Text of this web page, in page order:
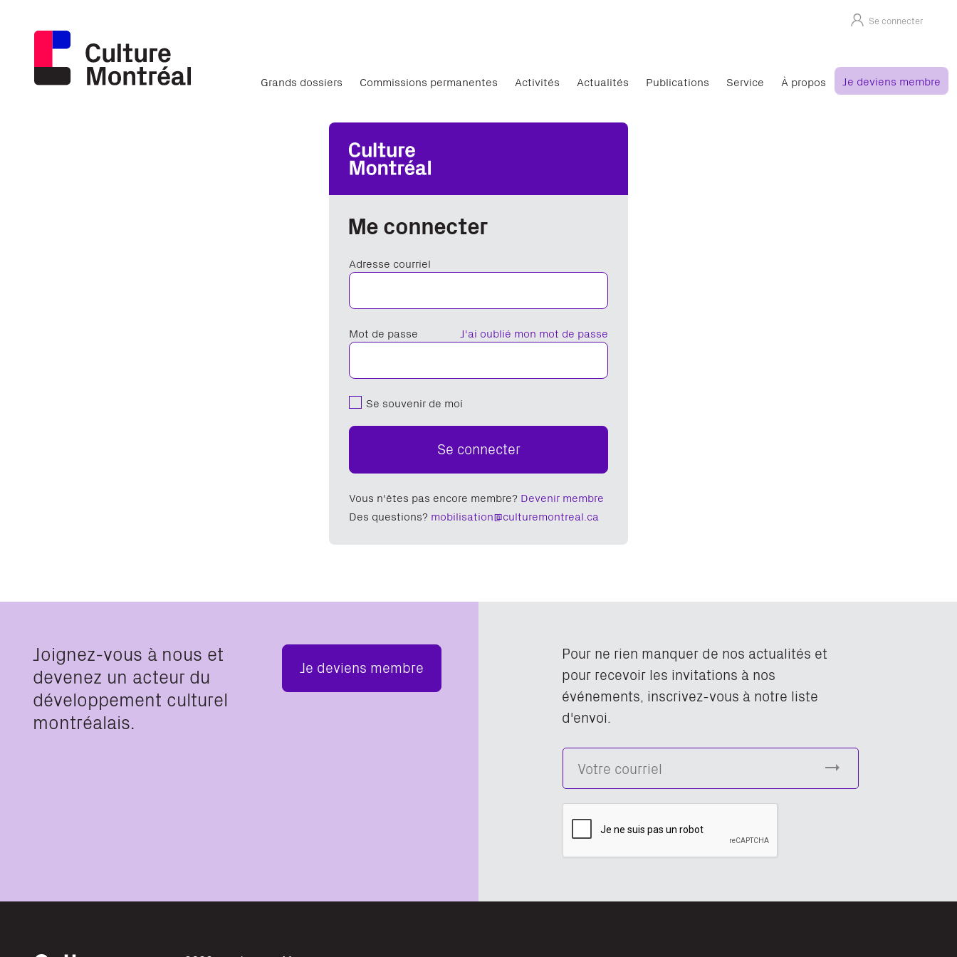
Se connecter
Grands dossiers Commissions permanentes Activités Actualités Publications Service À propos Je deviens membre
Me connecter
Adresse courriel
J'ai oublié mon mot de passe
Mot de passe
Se souvenir de moi
Se connecter
Vous n'êtes pas encore membre? Devenir membre
Des questions? mobilisation@culturemontreal.ca
Joignez-vous à nous et
devenez un acteur du
développement culturel
montréalais.
Je deviens membre
Pour ne rien manquer de nos actualités et
pour recevoir les invitations à nos
événements, inscrivez-vous à notre liste
d'envoi.